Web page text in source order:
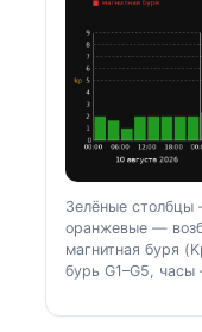
Зелёные столбцы
оранжевые —
магнитная буря
бурь G1–G5,